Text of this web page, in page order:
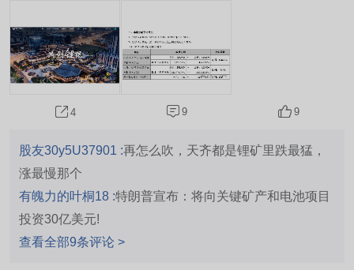
和加工。 全球每五吨锂精矿，就有一吨来自它的格
林布什矿；而它持有全球最大盐湖提锂企业智利S
QM约22%的股权。天齐是中国锂行业里唯一一家
同时拥有全球顶级硬岩锂矿和盐湖资源的公司。 2
4 9 9
股友30y5U37901 :再怎么吹，天齐都是锂矿里跌最猛，
涨最慢那个
有魄力的叶桐18 :特朗普宣布：将向关键矿产和电池项目
投资30亿美元!
查看全部9条评论 >